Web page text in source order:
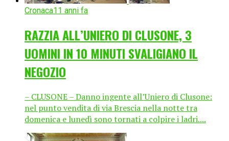
Cronaca11 anni fa
RAZZIA ALL’UNIERO DI CLUSONE, 3
UOMINI IN 10 MINUTI SVALIGIANO IL
NEGOZIO
– CLUSONE – Danno ingente all’Uniero di Clusone:
nel punto vendita di via Brescia nella notte tra
domenica e lunedì sono tornati a colpire i ladri....